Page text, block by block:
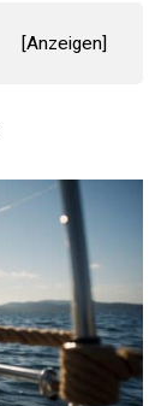
[Anzeigen]